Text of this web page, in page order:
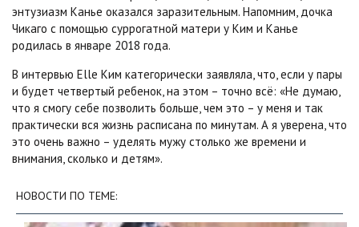
энтузиазм Канье оказался заразительным. Напомним, дочка
Чикаго с помощью суррогатной матери у Ким и Канье
родилась в январе 2018 года.
В интервью Elle Ким категорически заявляла, что, если у пары
и будет четвертый ребенок, на этом – точно всё: «Не думаю,
что я смогу себе позволить больше, чем это – у меня и так
практически вся жизнь расписана по минутам. А я уверена, что
это очень важно – уделять мужу столько же времени и
внимания, сколько и детям».
НОВОСТИ ПО ТЕМЕ: